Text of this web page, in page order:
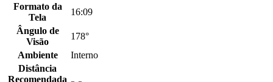
Formato da
Tela
16:09
Ângulo de
Visão
178°
Ambiente
Interno
Distância
Recomendada